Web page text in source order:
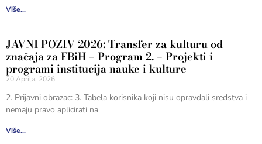
Više...
JAVNI POZIV 2026: Transfer za kulturu od
značaja za FBiH – Program 2. – Projekti i
programi institucija nauke i kulture
20 Aprila, 2026
2. Prijavni obrazac: 3. Tabela korisnika koji nisu opravdali sredstva i
nemaju pravo aplicirati na
Više...